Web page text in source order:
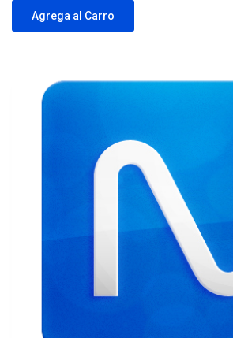
Agrega al Carro